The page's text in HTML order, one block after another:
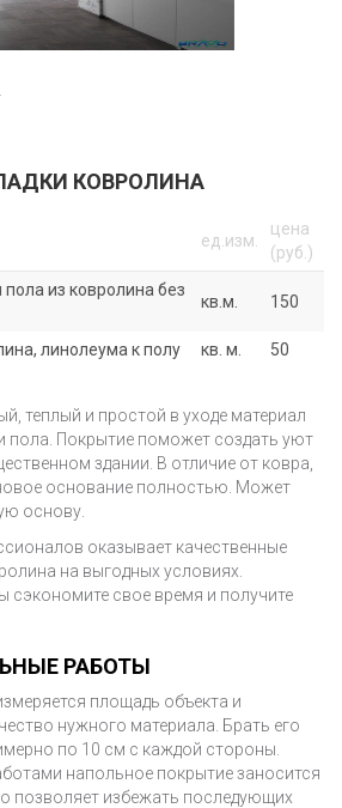
ОТДЕЛКА
ШПАТЛЕВКА СТЕН
ШТУКАТУРКА СТЕН
УКЛАДКА ПЛИТКИ НА
СТЕНУ
ОТДЕЛКА СТЕН
ПАНЕЛЯМИ
СТЯЖКА ПОЛА
УКЛАДКА ПАРКЕТА
УКЛАДКА ПЛИТКИ
КОВРОЛИНА
ед.изм.
цена
(руб.)
из ковролина без
кв.м. 150
линолеума к полу кв. м. 50
теплый и простой в уходе материал
пола. Покрытие поможет создать уют
здании. В отличие от ковра,
основание полностью. Может
основу.
оказывает качественные
на выгодных условиях.
сэкономите свое время и получите
РАБОТЫ
площадь объекта и
нужного материала. Брать его
по 10 см с каждой стороны.
напольное покрытие заносится
позволяет избежать последующих